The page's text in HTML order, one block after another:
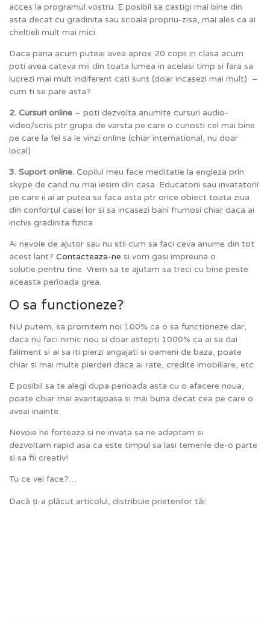
acces la programul vostru. E posibil sa castigi mai bine din
asta decat cu gradinita sau scoala propriu-zisa, mai ales ca ai
cheltieli mult mai mici.
Daca pana acum puteai avea aprox 20 copii in clasa acum
poti avea cateva mii din toata lumea in acelasi timp si fara sa
lucrezi mai mult indiferent cati sunt (doar incasezi mai mult) –
cum ti se pare asta?
2. Cursuri online – poti dezvolta anumite cursuri audio-
video/scris ptr grupa de varsta pe care o cunosti cel mai bine
pe care la fel sa le vinzi online (chiar international, nu doar
local)
3. Suport online. Copilul meu face meditatie la engleza prin
skype de cand nu mai iesim din casa. Educatorii sau invatatorii
pe care ii ai ar putea sa faca asta ptr orice obiect toata ziua
din confortul casei lor si sa incasezi bani frumosi chiar daca ai
inchis gradinita fizica
Ai nevoie de ajutor sau nu stii cum sa faci ceva anume din tot
acest lant? Contacteaza-ne si vom gasi impreuna o
solutie pentru tine. Vrem sa te ajutam sa treci cu bine peste
aceasta perioada grea.
O sa functioneze?
NU putem, sa promitem noi 100% ca o sa functioneze dar,
daca nu faci nimic nou si doar astepti 1000% ca ai sa dai
faliment si ai sa iti pierzi angajati si oameni de baza, poate
chiar si mai multe pierderi daca ai rate, credite imobiliare, etc
E posibil sa te alegi dupa perioada asta cu o afacere noua,
poate chiar mai avantajoasa si mai buna decat cea pe care o
aveai inainte.
Nevoie ne forteaza si ne invata sa ne adaptam si
dezvoltam rapid asa ca este timpul sa lasi temerile de-o parte
si sa fii creativ!
Tu ce vei face?…
Dacă ți-a plăcut articolul, distribuie prietenilor tăi: